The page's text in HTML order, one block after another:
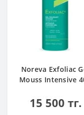
Noreva Exfoliac
Mouss Intensive
15 500 тг.